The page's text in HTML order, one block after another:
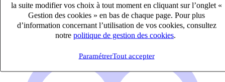
la suite modifier vos choix à tout moment en cliquant sur l’onglet «
Gestion des cookies » en bas de chaque page. Pour plus
d’information concernant l’utilisation de vos cookies, consultez
notre politique de gestion des cookies
ParamétrerTout accepter
Audit & Expertise Comptable